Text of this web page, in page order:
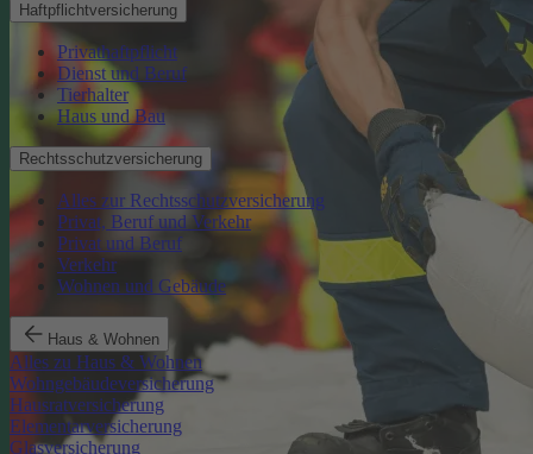
Haftpflichtversicherung
Privathaftpflicht
Dienst und Beruf
Tierhalter
Haus und Bau
Rechtsschutzversicherung
Alles zur Rechtsschutzversicherung
Privat, Beruf und Verkehr
Privat und Beruf
Verkehr
Wohnen und Gebäude
Haus & Wohnen
Alles zu Haus & Wohnen
Wohngebäudeversicherung
Hausratversicherung
Elementarversicherung
Glasversicherung